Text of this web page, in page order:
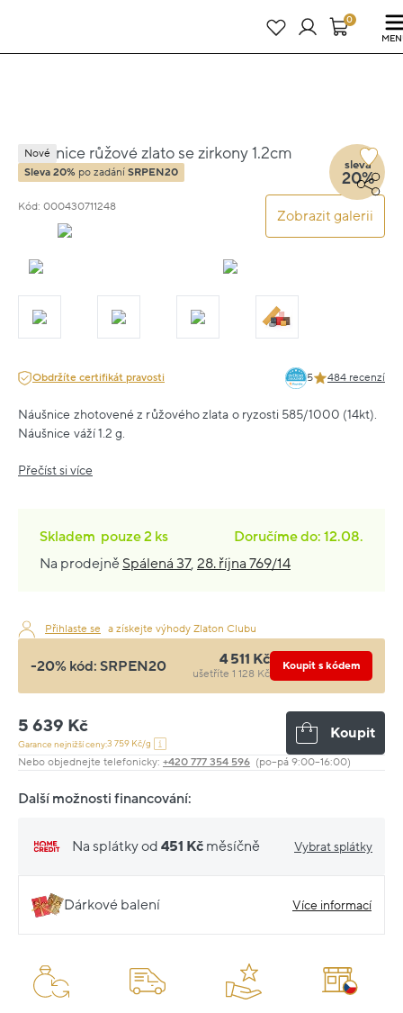
21 dní : 15h : 01m : 24s0
Náušnice růžové zlato se zirkony 1.2cm
1.2g
Kód: 000430711248
Zobrazit galerii
Nové
Sleva 20% po zadání SRPEN20
sleva
20%
Obdržíte certifikát pravosti 5 484 recenzí
Náušnice zhotovené z růžového zlata o ryzosti 585/1000 (14kt).
Náušnice váží 1.2 g.
Přečíst si více
Skladem pouze2 ks
Doručíme do: 12.08.
Na prodejně Spálená 37, 28. října 769/14
Přihlaste se a získejte výhody Zlaton Clubu
-20% kód: SRPEN20 4 511 Kč
ušetříte 1 128 Kč
Koupit s kódem
5 639 Kč
Garance nejnižší ceny:3 759 Kč/g
Koupit
Nebo objednejte telefonicky: +420 777 354 596 (po–pá 9:00–16:00)
Další možnosti financování:
Na splátky od 451 Kč měsíčně Vybrat splátky
Dárkové balení Více informací